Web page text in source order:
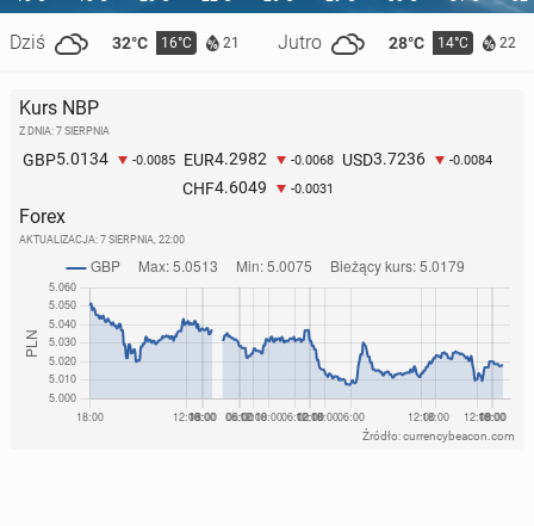
Dziś 32°C 16°C 21 Jutro 28°C 14°C 22
Kurs NBP
Z DNIA: 7 SIERPNIA
GBP5.0134 -0.0085 EUR4.2982 -0.0068 USD3.7236 -0.0084
CHF4.6049 -0.0031
Forex
AKTUALIZACJA: 7 SIERPNIA, 22:00
Źródło: currencybeacon.com